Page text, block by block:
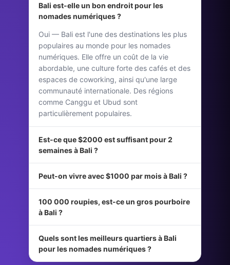
Bali est-elle un bon endroit pour les
nomades numériques ?
Oui — Bali est l'une des destinations les plus
populaires au monde pour les nomades
numériques. Elle offre un coût de la vie
abordable, une culture forte des cafés et des
espaces de coworking, ainsi qu'une large
communauté internationale. Des régions
comme Canggu et Ubud sont
particulièrement populaires.
Est-ce que $2000 est suffisant pour 2
semaines à Bali ?
Peut-on vivre avec $1000 par mois à Bali ?
100 000 roupies, est-ce un gros pourboire
à Bali ?
Quels sont les meilleurs quartiers à Bali
pour les nomades numériques ?